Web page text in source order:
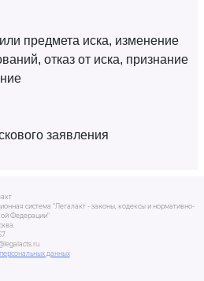
предмета иска, изменение
отказ от иска, признание
заявления
система "Легалакт - законы, кодексы и нормативно-
Федерации"
данных